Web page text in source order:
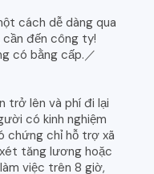
cách dễ dàng qua
cần đến công ty!
có bằng cấp.／
trở lên và phí đi lại
có kinh nghiệm
chứng chỉ hỗ trợ xã
tăng lương hoặc
việc trên 8 giờ,